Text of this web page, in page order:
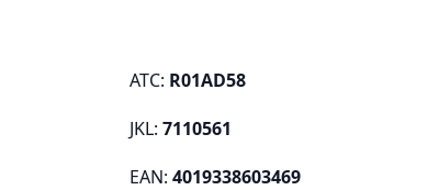
ATC: R01AD58
JKL: 7110561
EAN: 4019338603469